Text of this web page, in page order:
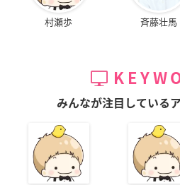
村瀬歩 斉藤壮馬
みんなが注目している